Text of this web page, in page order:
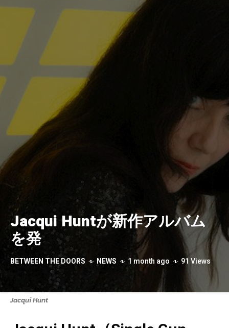
Jacqui Huntが新作アルバム
を発
BETWEEN THE DOORS NEWS 1 month ago 91 Views
Jacqui Hunt